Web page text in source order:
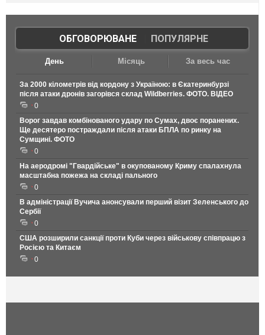
ОБГОВОРЮВАНЕ| ПОПУЛЯРНЕ
День Місяць За весь час
За 2000 кілометрів від кордону з Україною: в Єкатеринбурзі
після атаки дронів загорівся склад Wildberries. ФОТО. ВІДЕО
0
Ворог завдав комбінованого удару по Сумах, двоє поранених.
Ще десятеро постраждали після атаки БПЛА по ринку на
Сумщині. ФОТО
0
На аеродромі "Гвардійське" в окупованому Криму спалахнула
масштабна пожежа на складі пального
0
В адміністрації Вучича анонсували перший візит Зеленського до
Сербії
0
США розширили санкції проти Куби через військову співпрацю з
Росією та Китаєм
0